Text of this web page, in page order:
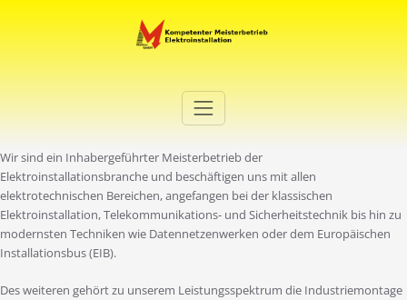
Elektro Martini
Wir sind ein Inhabergeführter Meisterbetrieb der
Elektroinstallationsbranche und beschäftigen uns mit allen
elektrotechnischen Bereichen, angefangen bei der klassischen
Elektroinstallation, Telekommunikations- und Sicherheitstechnik bis hin zu
modernsten Techniken wie Datennetzenwerken oder dem Europäischen
Installationsbus (EIB).
Des weiteren gehört zu unserem Leistungsspektrum die Industriemontage